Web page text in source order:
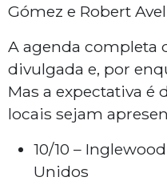
Gómez e Robert
A agenda completa
divulgada e, por
Mas a expectativa é
locais sejam
10/10 –
Unidos